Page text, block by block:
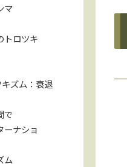
マ
トロツキ
ズム：衰退
で
ーナショ
ム